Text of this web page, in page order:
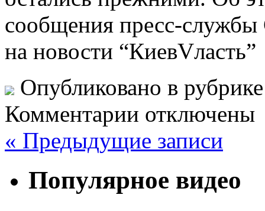
сообщения пресс-
на новости
Опубликовано в
Комментарии отключены
« Предыдущие записи
Популярное видео